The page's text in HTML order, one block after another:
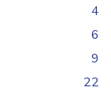
4
6
9
22